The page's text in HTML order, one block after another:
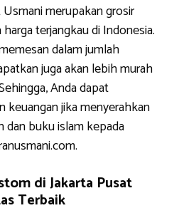
merupakan grosir
terjangkau di Indonesia.
dalam jumlah
juga akan lebih murah
Anda dapat
jika menyerahkan
dan buku islam kepada
di Jakarta Pusat
Terbaik